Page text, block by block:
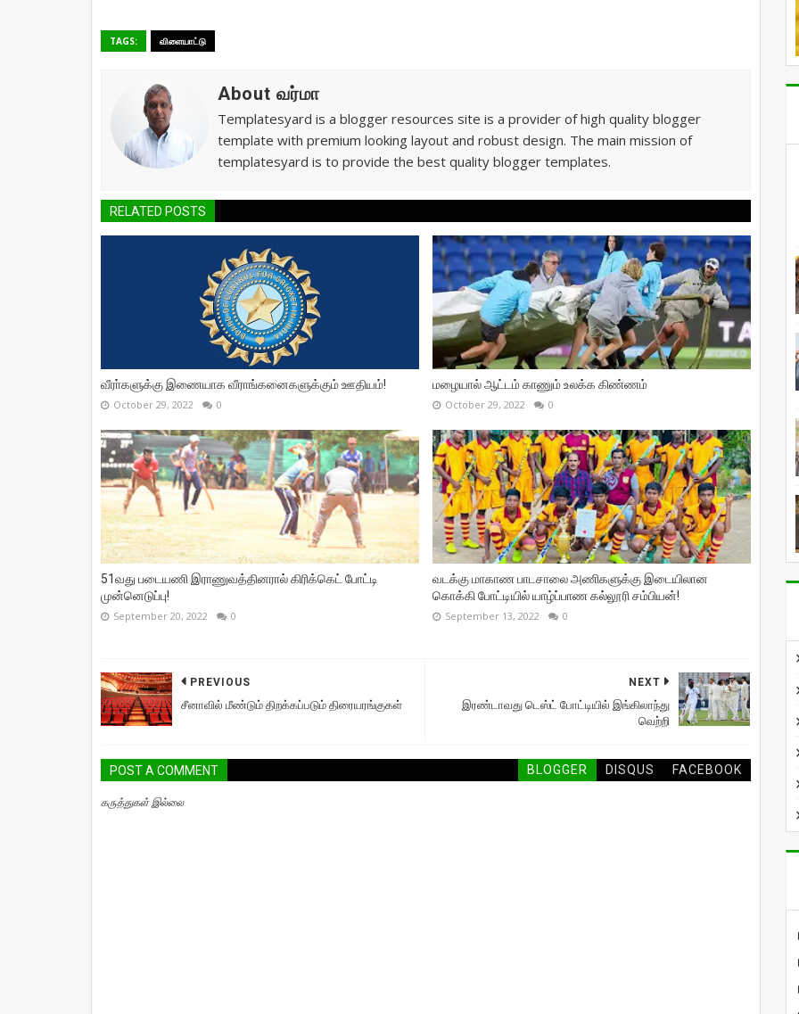
TAGS: விளையாட்டு
About வர்மா
Templatesyard is a blogger resources site is a provider of high quality blogger
template with premium looking layout and robust design. The main mission of
templatesyard is to provide the best quality blogger templates.
RELATED POSTS
வீரா்களுக்கு இணையாக வீராங்கனைகளுக்கும் ஊதியம்!
October 29, 2022 0
மழையால் ஆட்டம் காணும் உலக்க கிண்ணம்
October 29, 2022 0
51வது படையணி இராணுவத்தினரால் கிரிக்கெட் போட்டி
முன்னெடுப்பு!
September 20, 2022 0
வடக்கு மாகாண பாடசாலை அணிகளுக்கு இடையிலான
கொக்கி போட்டியில் யாழ்ப்பாண கல்லூரி சம்பியன்!
September 13, 2022 0
NEXT
இரண்டாவது டெஸ்ட் போட்டியில் இங்கிலாந்து
வெற்றி
PREVIOUS
சீனாவில் மீண்டும் திறக்கப்படும் திரையரங்குகள்
POST A COMMENT BLOGGER DISQUS FACEBOOK
கருத்துகள் இல்லை